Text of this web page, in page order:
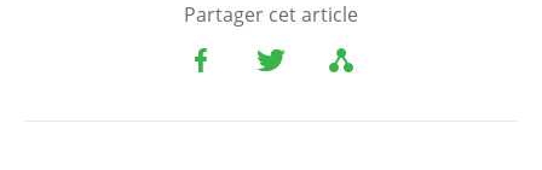
Partager cet article